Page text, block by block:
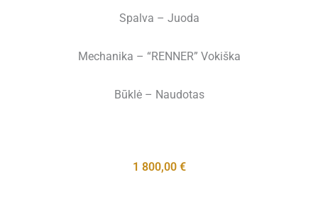
Spalva – Juoda
Mechanika – “RENNER” Vokiška
Būklė – Naudotas
1 800,00 €